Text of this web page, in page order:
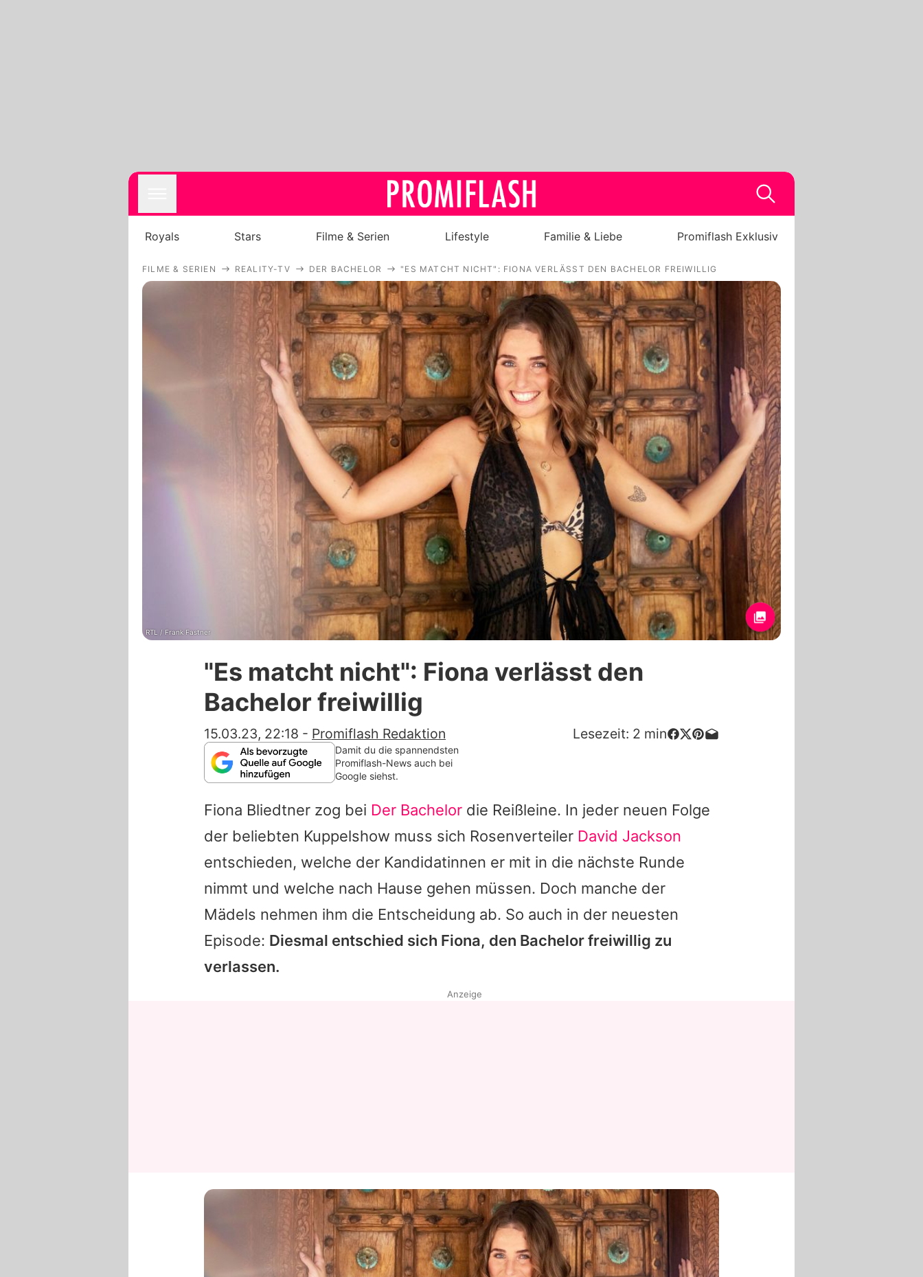
Royals
Stars
Filme & Serien
Lifestyle
Familie & Liebe
Promiflash Exklusiv
Alle Themen auf Promiflash
Jobs
App runterladen
Team
Redaktionelle Richtlinien
Impressum
Datenschutzerklärung
Nutzungsbedingungen
Utiq verwalten
Royals Stars Filme & Serien Lifestyle Familie & Liebe Promiflash Exklusiv
FILME & SERIEN REALITY-TV DER BACHELOR "ES MATCHT NICHT": FIONA VERLÄSST DEN BACHELOR FREIWILLIG
RTL / Frank Fastner
"Es matcht nicht": Fiona verlässt den
Bachelor freiwillig
15.03.23, 22:18 - Promiflash Redaktion Lesezeit: 2 min
Damit du die spannendsten
Promiflash-News auch bei
Google siehst.
Fiona Bliedtner zog bei Der Bachelor die Reißleine. In jeder neuen Folge
der beliebten Kuppelshow muss sich Rosenverteiler David Jackson
entschieden, welche der Kandidatinnen er mit in die nächste Runde
nimmt und welche nach Hause gehen müssen. Doch manche der
Mädels nehmen ihm die Entscheidung ab. So auch in der neuesten
Episode: Diesmal entschied sich Fiona, den Bachelor freiwillig zu
verlassen.
Anzeige